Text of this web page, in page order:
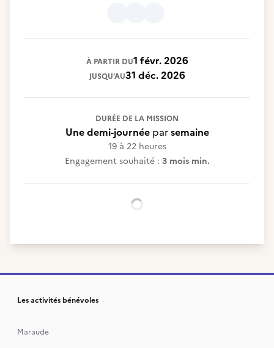
À PARTIR DU1 févr. 2026
JUSQU'AU31 déc. 2026
DURÉE DE LA MISSION
Une demi-journéeparsemaine
19 à 22 heures
Engagement souhaité : 3 mois min.
Les activités bénévoles
Maraude